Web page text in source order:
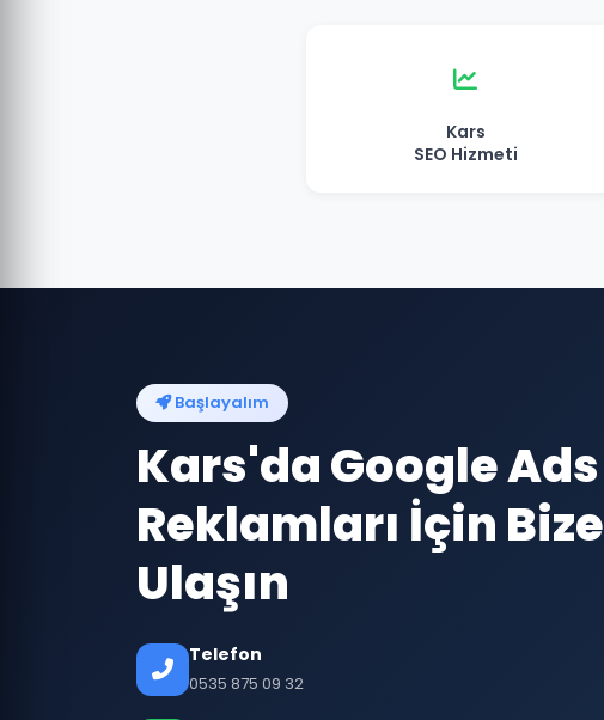
Kars
SEO Hizmeti
Başlayalım
Kars'da Google Ads
Reklamları İçin Bize
Ulaşın
Telefon
0535 875 09 32